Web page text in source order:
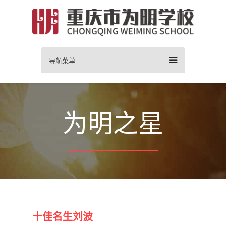
导航菜单
为明之星
十佳名生刘波